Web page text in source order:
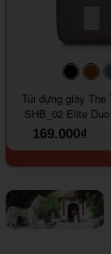
Túi đựng giày The
SHB_02 Elite
169.000₫